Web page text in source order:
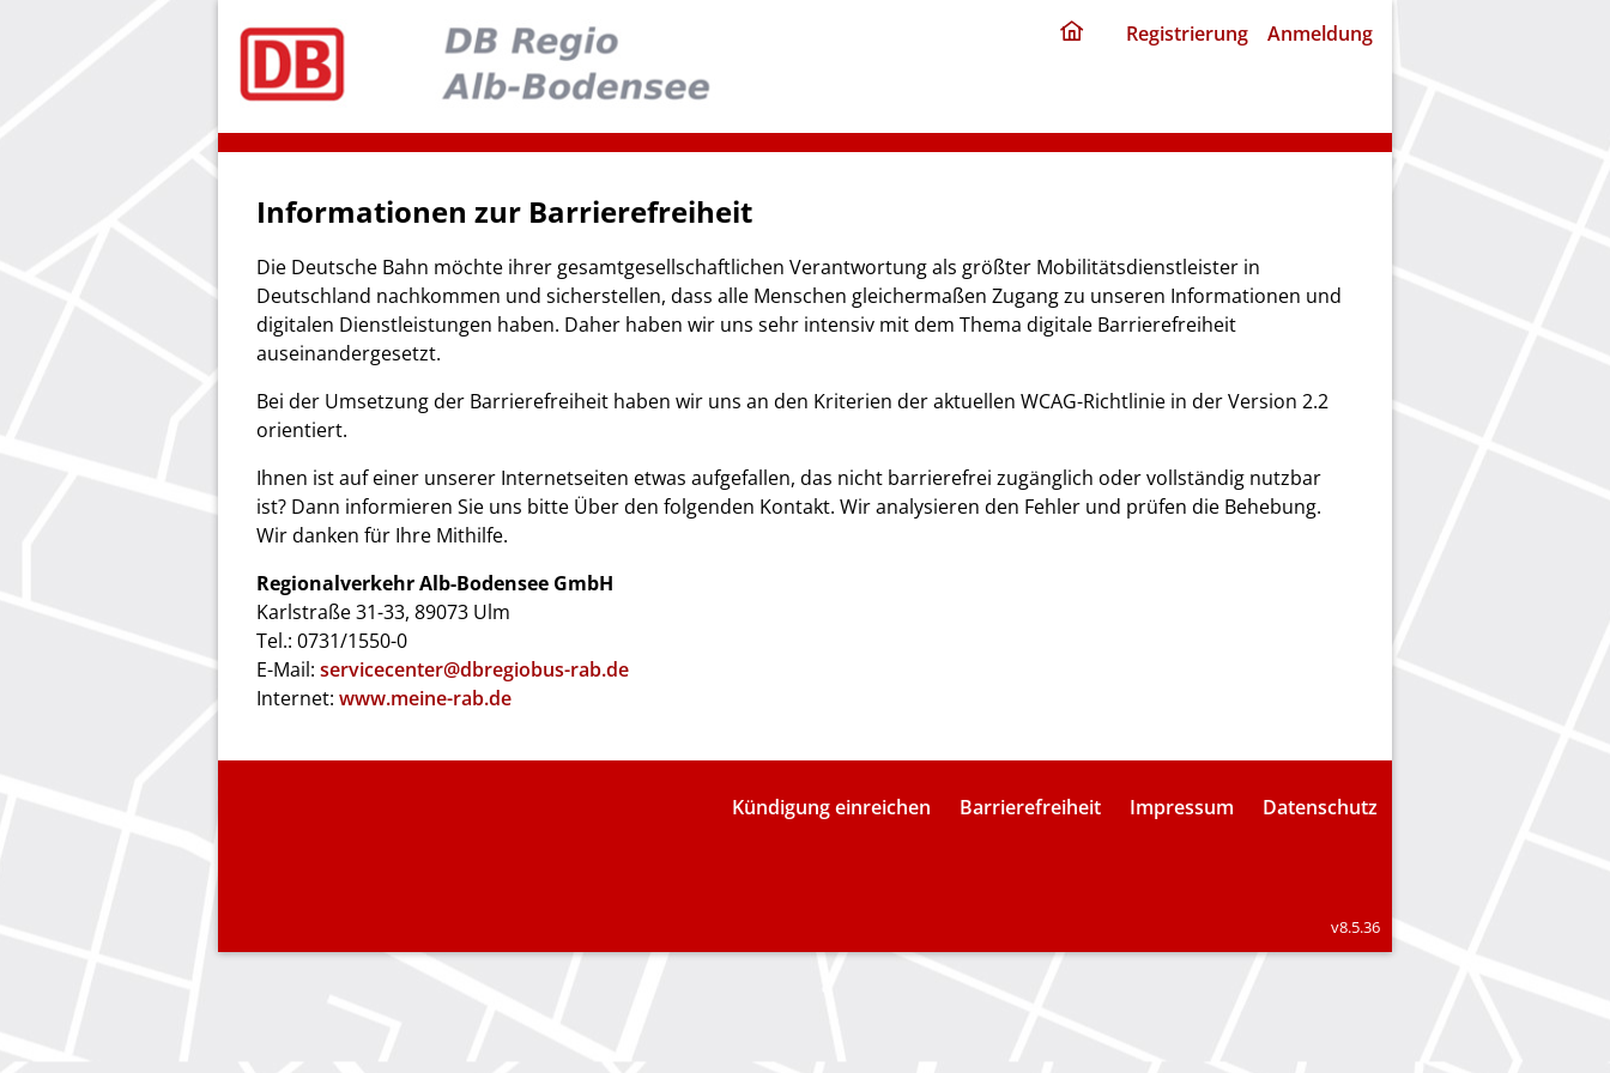
Registrierung Anmeldung
Informationen zur Barrierefreiheit
Die Deutsche Bahn möchte ihrer gesamtgesellschaftlichen Verantwortung als größter Mobilitätsdienstleister in
Deutschland nachkommen und sicherstellen, dass alle Menschen gleichermaßen Zugang zu unseren Informationen und
digitalen Dienstleistungen haben. Daher haben wir uns sehr intensiv mit dem Thema digitale Barrierefreiheit
auseinandergesetzt.
Bei der Umsetzung der Barrierefreiheit haben wir uns an den Kriterien der aktuellen WCAG-Richtlinie in der Version 2.2
orientiert.
Ihnen ist auf einer unserer Internetseiten etwas aufgefallen, das nicht barrierefrei zugänglich oder vollständig nutzbar
ist? Dann informieren Sie uns bitte Über den folgenden Kontakt. Wir analysieren den Fehler und prüfen die Behebung.
Wir danken für Ihre Mithilfe.
Regionalverkehr Alb-Bodensee GmbH
Karlstraße 31-33, 89073 Ulm
Tel.: 0731/1550-0
E-Mail: servicecenter@dbregiobus-rab.de
Internet: www.meine-rab.de
Kündigung einreichen Barrierefreiheit Impressum Datenschutz
v8.5.36